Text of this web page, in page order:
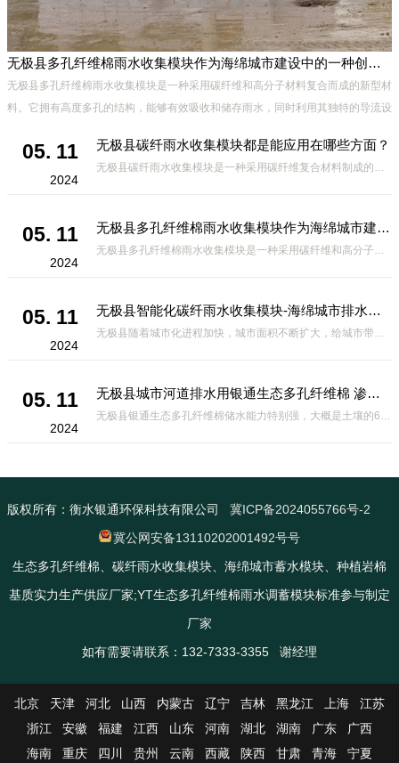
无极县多孔纤维棉雨水收集模块作为海绵城市建设中的一种创新材料
无极县多孔纤维棉雨水收集模块是一种采用碳纤维和高分子材料复合而成的新型材
料。它拥有高度多孔的结构，能够有效吸收和储存雨水，同时利用其独特的导流设
05. 11
2024
无极县碳纤雨水收集模块都是能应用在哪些方面？
无极县碳纤雨水收集模块是一种采用碳纤维复合材料制成的雨水收集装置，具有*、环保、可持续等诸多优点。这种模块的设计独特，结构轻巧且强度高，耐腐蚀，能够在各种环境条件下稳定运行。其广泛的应用领域不仅体现在城市规
05. 11
2024
无极县多孔纤维棉雨水收集模块作为海绵城市建设中的一种创新材料
无极县多孔纤维棉雨水收集模块是一种采用碳纤维和高分子材料复合而成的新型材料。它拥有高度多孔的结构，能够有效吸收和储存雨水，同时利用其独特的导流设计，将雨水迅速排出，有效防止城市内涝的发生。此外，该材料还具有
05. 11
2024
无极县智能化碳纤雨水收集模块-海绵城市排水蓄水系统的优选项
无极县随着城市化进程加快，城市面积不断扩大，给城市带来的问题也随之增加。其中之一就是水资源的短缺。雨水收集是一种解决城市水资源短缺的有效途径。在雨水收集技术中，智能化碳纤雨水收集模块的出现，为解决城市水资源
05. 11
2024
无极县城市河道排水用银通生态多孔纤维棉 渗透性好重量轻
无极县银通生态多孔纤维棉储水能力特别强，大概是土壤的6倍，所以在下暴雨或者是严重的雨雪天气时，能将降水量很好的吸收掉，到了天气晴朗之后又会将这些水分蒸发到空气中。这种材料在绿化环保上能起到很大的作用，能够大
版权所有：衡水银通环保科技有限公司
冀ICP备2024055766号-2
冀公网安备13110202001492号号
生态多孔纤维棉、碳纤雨水收集模块、海绵城市蓄水模块、种植岩棉
基质实力生产供应厂家;YT生态多孔纤维棉雨水调蓄模块标准参与制定
厂家
如有需要请联系：132-7333-3355 谢经理
北京 天津 河北 山西 内蒙古 辽宁 吉林 黑龙江 上海
江苏
浙江
安徽 福建 江西 山东 河南 湖北 湖南 广东
广西
海南
重庆 四川 贵州 云南 西藏 陕西 甘肃 青海 宁夏